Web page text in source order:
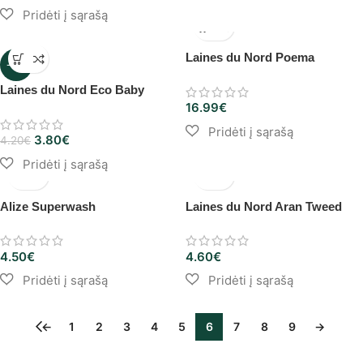
-10%
Laines du Nord Eco Baby
4.20€ 3.80€
Laines du Nord Poema
16.99€
Alize Superwash
4.50€
Laines du Nord Aran Tweed
4.60€
← 1 2 3 4 5 6 7 8 9 →